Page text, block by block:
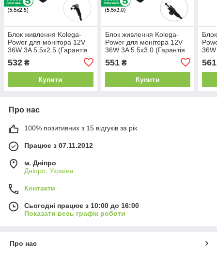
Блок живлення Kolega-
Power для монітора 12V
36W 3A 5.5x2.5 (Гарантія
532 ₴
Купити
Блок живлення Kolega-
Power для монітора 12V
36W 3A 5.5x3.0 (Гарантія
551₴
Купити
561
Про нас
100% позитивних з 15 відгуків за рік
Працює з 07.11.2012
м. Дніпро
Дніпро, Україна
Контакти
Сьогодні працює з 10:00 до 16:00
Показати весь графік роботи
Про нас